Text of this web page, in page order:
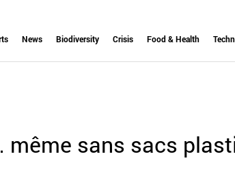
News Biodiversity Crisis Food & Health
même sans sacs